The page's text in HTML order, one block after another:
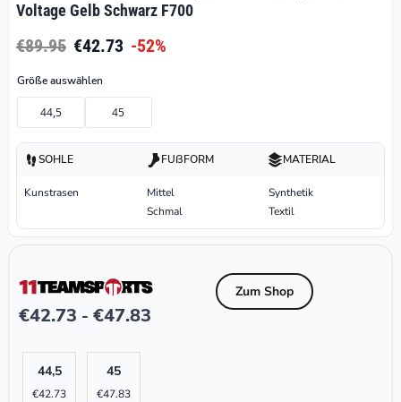
Voltage Gelb Schwarz F700
€89.95 €42.73 -52%
Größe auswählen
44,5 45
SOHLE
Kunstrasen
FUßFORM
Mittel
Schmal
MATERIAL
Synthetik
Textil
€42.73 - €47.83
Zum Shop
44,5
€42.73
45
€47.83